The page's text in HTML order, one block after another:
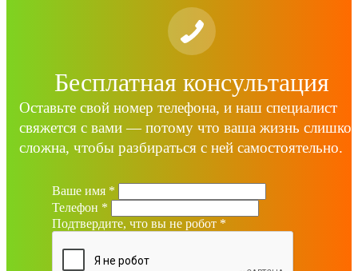
Бесплатная консультация
Оставьте свой номер телефона, и наш специалист
свяжется с вами — потому что ваша жизнь
сложна, чтобы разбираться с ней самостоятельно.
Ваше имя *
Телефон *
Подтвердите, что вы не робот *